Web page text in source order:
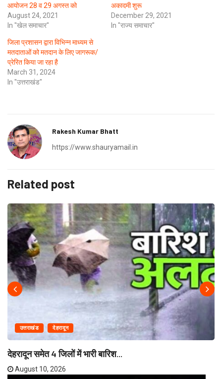
आयोजन 28 व 29 अगस्त को
August 24, 2021
In "खेल समाचार"
अकादमी शुरू
December 29, 2021
In "राज्य समाचार"
जिला प्रशासन द्वारा विभिन्न माध्यम से
मतदाताओं को मतदान के लिए जागरूक/
प्रेरित किया जा रहा है
March 31, 2024
In "उत्तराखंड"
Rakesh Kumar Bhatt
https://www.shauryamail.in
Related post
उत्तराखंड देहरादून
देहरादून समेत 4 जिलों में भारी बारिश...
August 10, 2026